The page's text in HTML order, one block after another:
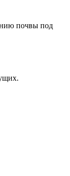
почвы под